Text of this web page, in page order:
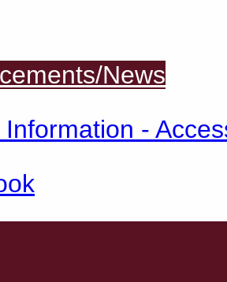
News
-